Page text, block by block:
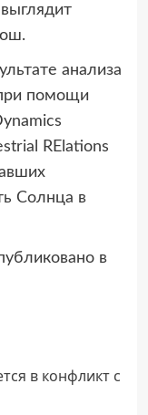
анализа
помощи
RElations
Солнца в
в
в конфликт с